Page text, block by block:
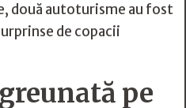
două autoturisme au fost
de copacii
pe